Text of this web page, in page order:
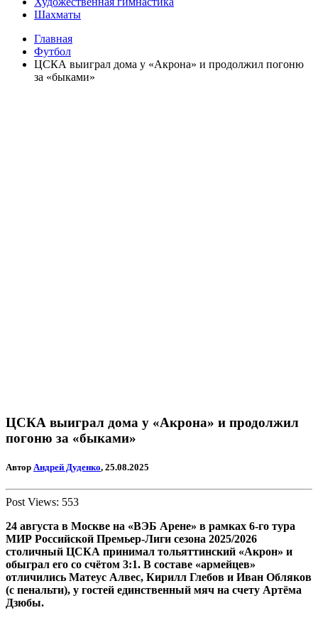
Шахматы
Главная
Футбол
ЦСКА выиграл дома у «Акрона» и продолжил погоню
за «быками»
ЦСКА выиграл дома у «Акрона» и продолжил
погоню за «быками»
Автор Андрей Дуденко, 25.08.2025
Post Views: 553
24 августа в Москве на «ВЭБ Арене» в рамках 6-го тура
МИР Российской Премьер-Лиги сезона 2025/2026
столичный ЦСКА принимал тольяттинский «Акрон» и
обыграл его со счётом 3:1. В составе «армейцев»
отличились Матеус Алвес, Кирилл Глебов и Иван Обляков
(с пенальти), у гостей единственный мяч на счету Артёма
Дзюбы.